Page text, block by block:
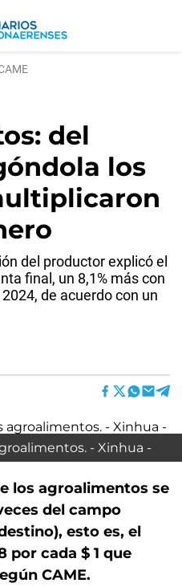
del
los
del productor explicó el
final, un 8,1% más con
de acuerdo con un
- Xinhua -
los agroalimentos se
del campo
esto es, el
por cada $ 1 que
CAME.